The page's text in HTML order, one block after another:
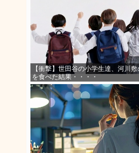
【衝撃】世田谷の小学生達、河川敷
を食べた結果・・・・